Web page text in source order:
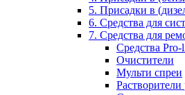
5. Присадки в
6. Средства для
7. Средства для
Средства Pro-
Очистители
Мульти спреи